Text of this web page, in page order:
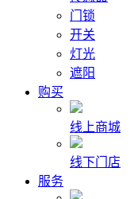
门锁
开关
灯光
遮阳
购买
线上商城
线下门店
服务